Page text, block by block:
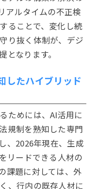
アルタイムの不正検
ることで、変化し続
り抜く体制が、デジ
なります。
したハイブリッド
ためには、AI活用に
規制を熟知した専門
、2026年現在、生成
リードできる人材の
課題に対しては、外
、行内の既存人材に